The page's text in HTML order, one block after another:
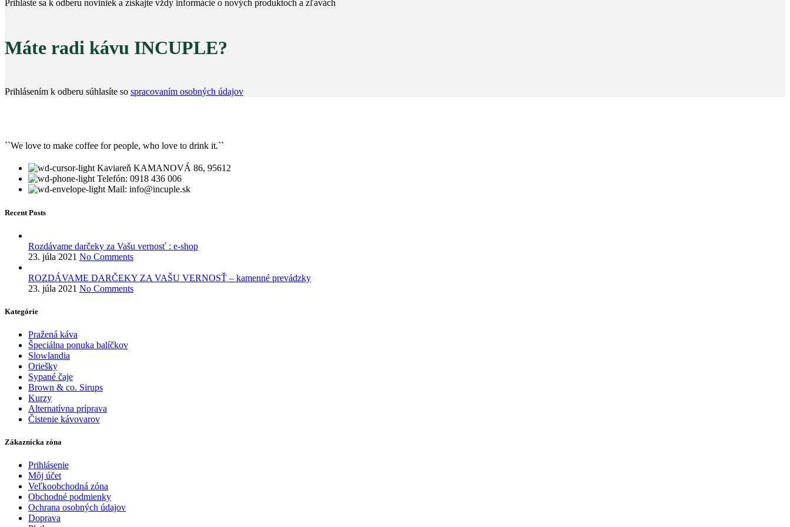
Prihláste sa k odberu noviniek a získajte vždy informácie o nových produktoch a zľavách
Máte radi kávu INCUPLE?
Prihlásením k odberu súhlasíte so spracovaním osobných údajov
``We love to make coffee for people, who love to drink it.``
Kaviareň KAMANOVÁ 86, 95612
Telefón: 0918 436 006
Mail: info@incuple.sk
Recent Posts
Rozdávame darčeky za Vašu vernosť : e-shop
23. júla 2021 No Comments
ROZDÁVAME DARČEKY ZA VAŠU VERNOSŤ – kamenné prevádzky
23. júla 2021 No Comments
Kategórie
Pražená káva
Špeciálna ponuka balíčkov
Slowlandia
Oriešky
Sypané čaje
Brown & co. Sirups
Kurzy
Alternatívna príprava
Čistenie kávovarov
Zákaznícka zóna
Prihlásenie
Môj účet
Veľkoobchodná zóna
Obchodné podmienky
Ochrana osobných údajov
Doprava